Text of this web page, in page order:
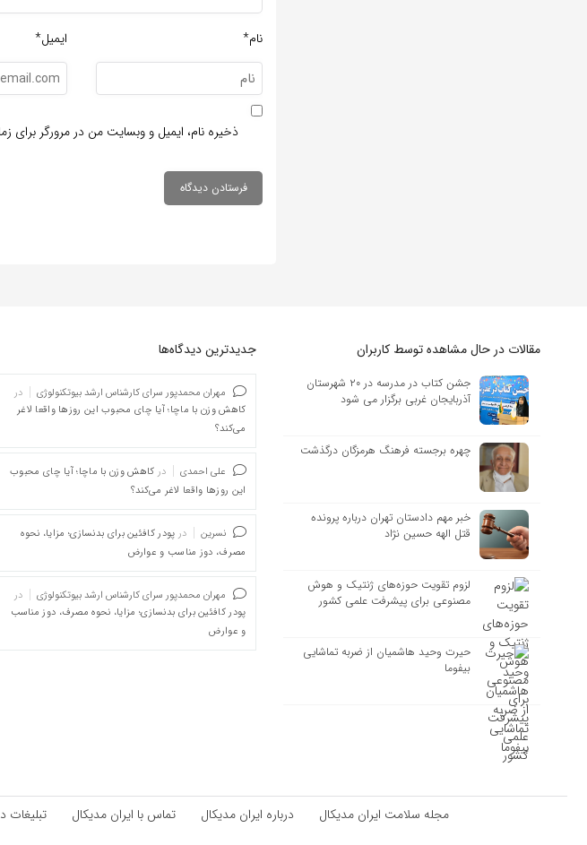
نام* ایمیل*
ذخیره نام، ایمیل و وبسایت من در مرورگر برای
مقالات در حال مشاهده توسط کاربران
جشن کتاب در مدرسه در ۲۰ شهرستان
آذربایجان غربی برگزار می شود
چهره برجسته فرهنگ هرمزگان درگذشت
خبر مهم دادستان تهران درباره پرونده
قتل الهه حسین نژاد
لزوم تقویت حوزه‌های ژنتیک و هوش
مصنوعی برای پیشرفت علمی کشور
حیرت وحید هاشمیان از ضربه تماشایی
بیفوما
جدیدترین دیدگاه‌‌ها
مهران محمدپور سرای کارشناس ارشد بیوتکنولوژی
در
کاهش وزن با ماچا؛ آیا چای محبوب این روزها واقعا لاغر
می‌کند؟
علی احمدی در کاهش وزن با ماچا؛ آیا چای محبوب
این روزها واقعا لاغر می‌کند؟
نسرین در پودر کافئین برای بدنسازی؛ مزایا، نحوه
مصرف، دوز مناسب و عوارض
مهران محمدپور سرای کارشناس ارشد بیوتکنولوژی
در
پودر کافئین برای بدنسازی؛ مزایا، نحوه مصرف، دوز مناسب
و عوارض
مجله سلامت ایران مدیکال درباره ایران مدیکال تماس با ایران مدیکال تبلیغات